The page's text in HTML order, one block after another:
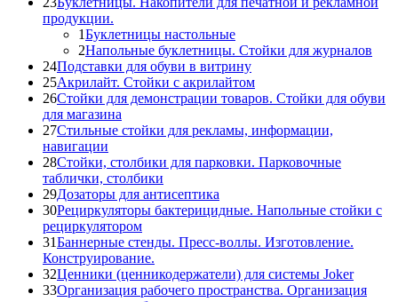
продукции.
1Буклетницы настольные
2Напольные буклетницы. Стойки для журналов
24Подставки для обуви в витрину
25Акрилайт. Стойки с акрилайтом
26Стойки для демонстрации товаров. Стойки для обуви
для магазина
27Стильные стойки для рекламы, информации,
навигации
28Стойки, столбики для парковки. Парковочные
таблички, столбики
29Дозаторы для антисептика
30Рециркуляторы бактерицидные. Напольные стойки с
рециркулятором
31Баннерные стенды. Пресс-воллы. Изготовление.
Конструирование.
32Ценники (ценникодержатели) для системы Joker
33Организация рабочего пространства. Организация